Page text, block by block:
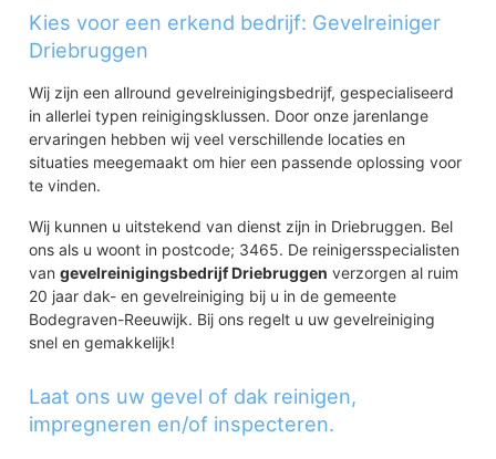
Kies voor een erkend bedrijf: Gevelreiniger
Driebruggen
Wij zijn een allround gevelreinigingsbedrijf, gespecialiseerd
in allerlei typen reinigingsklussen. Door onze jarenlange
ervaringen hebben wij veel verschillende locaties en
situaties meegemaakt om hier een passende oplossing voor
te vinden.
Wij kunnen u uitstekend van dienst zijn in Driebruggen. Bel
ons als u woont in postcode; 3465. De reinigersspecialisten
vangevelreinigingsbedrijf Driebruggen verzorgen al ruim
20 jaar dak- en gevelreiniging bij u in de gemeente
Bodegraven-Reeuwijk. Bij ons regelt u uw gevelreiniging
snel en gemakkelijk!
Laat ons uw gevel of dak reinigen,
impregneren en/of inspecteren.